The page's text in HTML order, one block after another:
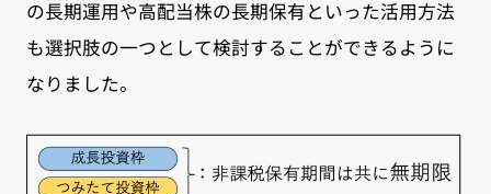
の長期運用や高配当株の長期保有といった活用方法
も選択肢の一つとして検討することができるように
なりました。